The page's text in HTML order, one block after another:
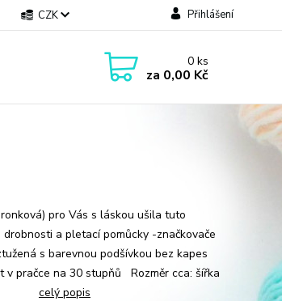
CZK Přihlášení
0ks
za 0,00 Kč
pro Vás s láskou ušila tuto
a pletací pomůcky -značkovače
s barevnou podšívkou bez kapes
v pračce na 30 stupňů Rozměr cca: šířka
celý popis